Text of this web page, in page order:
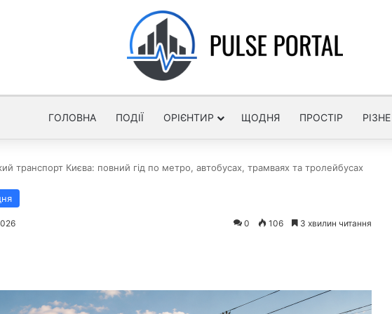
ГОЛОВНА ПОДІЇ ОРІЄНТИР ЩОДНЯ ПРОСТІР РІЗНЕ
транспорт Києва: повний гід по метро, автобусах, трамваях та тролейбусах
0 106 3 хвилин читання